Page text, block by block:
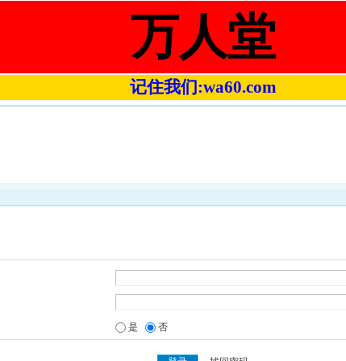
万人堂
记住我们:wa60.com
是 否